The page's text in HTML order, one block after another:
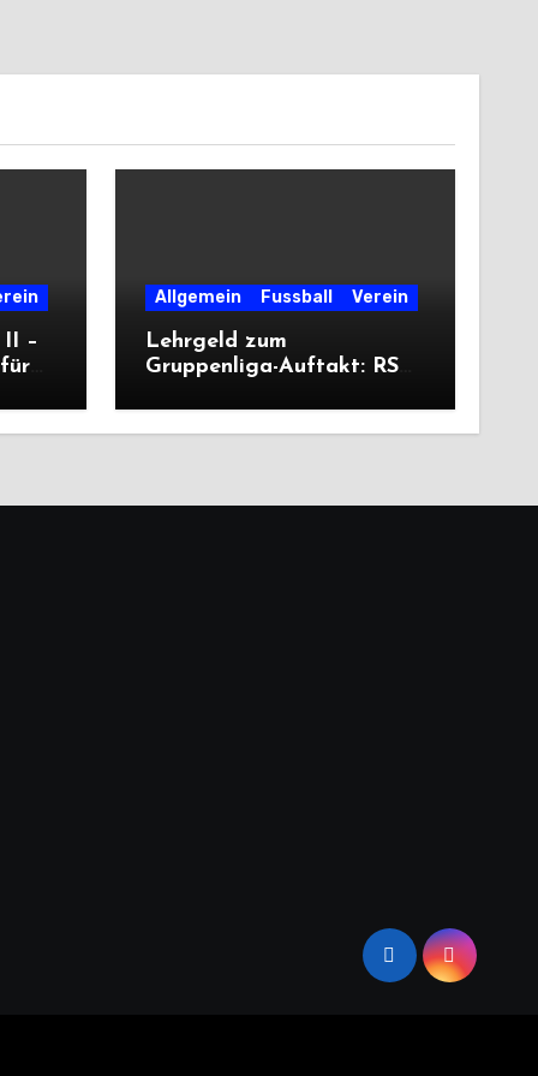
–
Allgemein Fussball Verein
Lehrgeld zum
Gruppenliga-Auftakt: RSV
deutlich